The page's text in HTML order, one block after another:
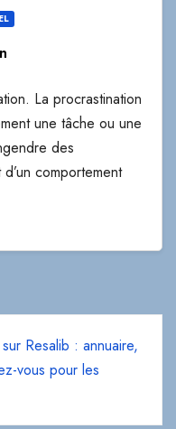
La procrastination
une tâche ou une
des
comportement